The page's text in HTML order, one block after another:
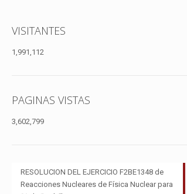
VISITANTES
1,991,112
PAGINAS VISTAS
3,602,799
RESOLUCION DEL EJERCICIO F2BE1348 de
Reacciones Nucleares de Física Nuclear para